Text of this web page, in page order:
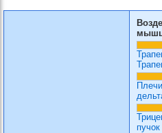
Плечи
пучок